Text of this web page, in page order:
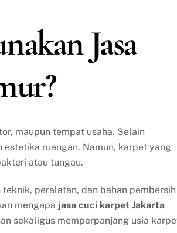
Jasa
maupun tempat usaha. Selain
ruangan. Namun, karpet yang
atau tungau.
peralatan, dan bahan pembersih
mengapa jasa cuci karpet Jakarta
sekaligus memperpanjang usia